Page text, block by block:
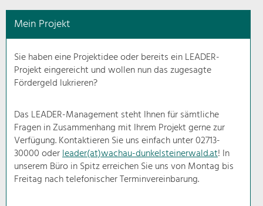
Natur- &
Landschaftsschutz
Pflege, Regulierung und
Weiterentwicklung.
Ortsbild, Baukultur und nachhaltiges
Siedlungswesen.
Land- & Forstwirtschaft
Bewirtschaftung und Pflege der
Kulturlandschaft.
Mein Projekt
Sie haben eine Projektidee oder bereits ein LEADER-
Projekt eingereicht und wollen nun das zugesagte
Fördergeld lukrieren?
Das LEADER-Management steht Ihnen für sämtliche
Fragen in Zusammenhang mit Ihrem Projekt gerne zur
Verfügung. Kontaktieren Sie uns einfach unter 02713-
30000 oderleader(at)wachau-dunkelsteinerwald.at! In
unserem Büro in Spitz erreichen Sie uns von Montag bis
Freitag nach telefonischer Terminvereinbarung.